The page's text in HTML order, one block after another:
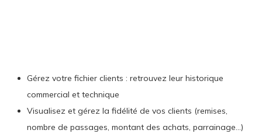
Gérez votre fichier clients : retrouvez leur historique
commercial et technique
Visualisez et gérez la fidélité de vos clients (remises,
nombre de passages, montant des achats, parrainage…)